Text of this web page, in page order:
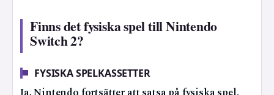
Finns det fysiska spel till Nintendo
Switch 2?
FYSISKA SPELKASSETTER